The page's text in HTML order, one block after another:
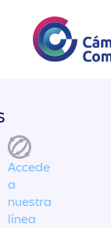
Accede
a
nuestra
línea